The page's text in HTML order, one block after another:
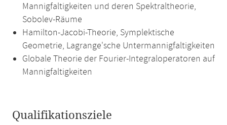
Mannigfaltigkeiten und deren Spektraltheorie,
Sobolev-Räume
Hamilton-Jacobi-Theorie, Symplektische
Geometrie, Lagrange'sche Untermannigfaltigkeiten
Globale Theorie der Fourier-Integraloperatoren auf
Mannigfaltigkeiten
Qualifikationsziele